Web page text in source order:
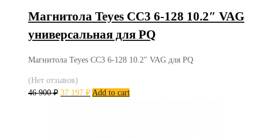
Магнитола Teyes CC3 6-128 10.2″ VAG
универсальная для PQ
Магнитола Teyes CC3 6-128 10.2″ VAG для PQ
(Нет отзывов)
46 900₽ 37 197 ₽ Add to cart